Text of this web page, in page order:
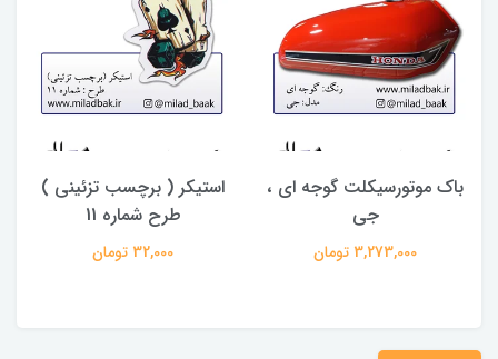
باک موتورسیکلت گوجه ای ،
جی
3,273,000 تومان
استیکر ( برچسب تزئینی )
طرح شماره 11
32,000 تومان